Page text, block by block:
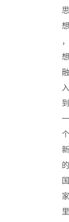
思
想
，
想
融
入
到
一
个
新
的
国
家
里